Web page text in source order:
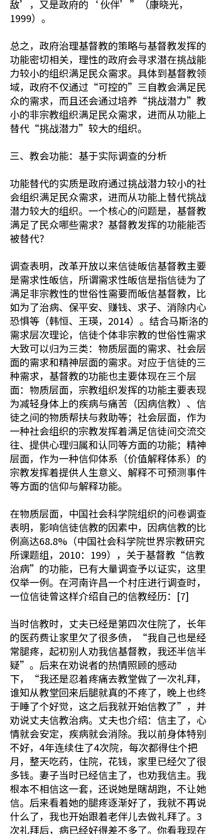
敌’，又是政府的‘ 伙伴’”（康晓光，
1999）。
总之，政府治理基督教的策略与基督教发挥的
功能密切相关，理性的政府会寻求潜在挑战能
力较小的组织满足民众需求。具体到基督教领
域，政府不仅通过“可控的”三自教会满足民
众的需求，而且还会通过培养“挑战潜力”教
小的非宗教组织满足民众需求，进而从功能上
替代“挑战潜力”较大的组织。
三、教会功能：基于实际调查的分析
功能替代的实质是政府通过挑战潜力较小的社
会组织满足民众需求，进而从功能上替代挑战
潜力较大的组织。一个核心的问题是，基督教
满足了民众哪些需求？基督教发挥的功能能否
被替代？
调查表明，改革开放以来信徒皈信基督教主要
是需求性皈信，所谓需求性皈信是指信徒为了
满足非宗教性的世俗性需要而皈信基督教，比
如为了治病、保平安、赚钱、求子、消除内心
恐惧等（韩恒、王瑛，2014）。结合马斯洛的
需求层次理论，信徒个体非宗教的世俗性需求
大致可以归为三类：物质层面的需求、社会层
面的需求和精神层面的需求。对应于信徒的三
种需求，基督教的功能也主要体现在三个层
面：物质层面，宗教组织发挥的功能主要表现
为减轻身体上的疾病与痛苦（因病信教）、信
徒之间的物质帮扶与救助等；社会层面，作为
一种社会组织的宗教发挥着满足信徒间交流交
往、提供心理归属和认同等方面的功能；精神
层面，作为一种信仰体系（价值解释体系）的
宗教发挥着提供人生意义、解释不可预测事件
等方面的信仰与解释功能。
在物质层面，中国社会科学院组织的问卷调查
表明，影响信徒信教的因素中，因病信教的比
例高达68.8%（中国社会科学院世界宗教研究
所课题组，2010：199），关于基督教“信教
治病”的功能，已有大量调查予以证实，这里
仅举一例。在河南许昌一个村庄进行调查时，
一位信徒曾这样介绍自己的信教经历：[7]
当时信教时，丈夫已经是第四次住院了，长年
的医药费让家里欠了很多债，“我自己也是经
常腿疼，起初别人劝我信基督教，我还半信半
疑”。后来在劝说者的热情照顾的感动
下，“我还是忍着疼痛去教堂做了一次礼拜，
谁知从教堂回来后腿就真的不疼了，晚上也终
于睡了个好觉，这之后我就开始信教了”，并
劝说丈夫信教治病。丈夫也介绍：信主了，心
情就会安定，疾病就会消除。我以前身体特别
不好，4年连续住了4次院，每次都得住个把
月，整天吃药，住院，花钱，家里已经欠了很
多钱。妻子当时已经信主了，也劝我信主。我
根本不相信这一套，还说她是瞎胡跑，不让她
信。后来看着她的腿疼逐渐好了，我就不再说
什么了，我也开始跟着老伴儿去做礼拜了。3
次礼拜后，病已经好得差不多了。你看我现在